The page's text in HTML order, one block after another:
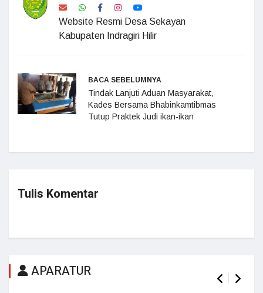
Website Resmi Desa Sekayan
Kabupaten Indragiri Hilir
BACA SEBELUMNYA
Tindak Lanjuti Aduan Masyarakat,
Kades Bersama Bhabinkamtibmas
Tutup Praktek Judi ikan-ikan
Tulis Komentar
APARATUR